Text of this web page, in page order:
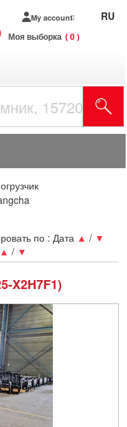
My account
Моя выборка 0
RU
X2H7F1)
по : Дата ▲ / ▼
▲ / ▼